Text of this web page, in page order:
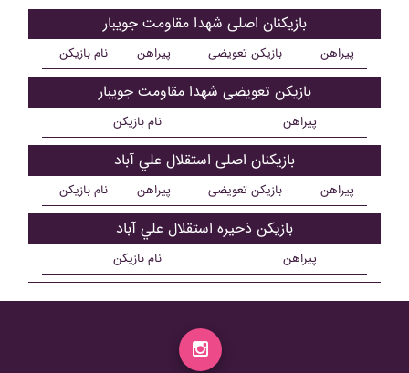
بازیکنان اصلی شهدا مقاومت جويبار
نام بازیکن پیراهن بازیکن تعویضی پیراهن
بازیکن تعویضی شهدا مقاومت جويبار
نام بازیکن پیراهن
بازیکنان اصلی استقلال علي آباد
نام بازیکن پیراهن بازیکن تعویضی پیراهن
بازیکن ذحیره استقلال علي آباد
نام بازیکن پیراهن